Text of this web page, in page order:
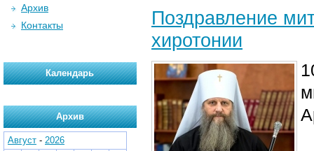
Поздравление
хиротонии
Архив
Контакты
Календарь
Архив
Август - 2026